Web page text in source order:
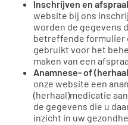
Inschrijven en
website bij ons
worden de gegevens
betreffende formulier
gebruikt voor het
maken van een
Anamnese- of
onze website een
(herhaal)medicatie
de gegevens die u
inzicht in uw